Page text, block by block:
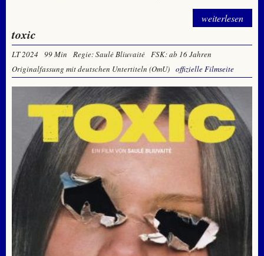
weiterlesen
toxic
LT 2024 99 Min Regie: Saulė Bliuvaitė FSK: ab 16 Jahren
Originalfassung mit deutschen Untertiteln (OmU) offizielle Filmseite